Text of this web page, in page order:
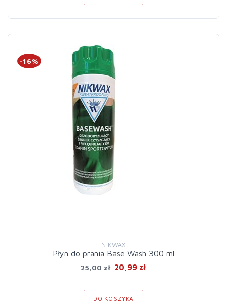
-16%
NIKWAX
Płyn do prania Base Wash 300 ml
25,00 zł 20,99 zł
DO KOSZYKA